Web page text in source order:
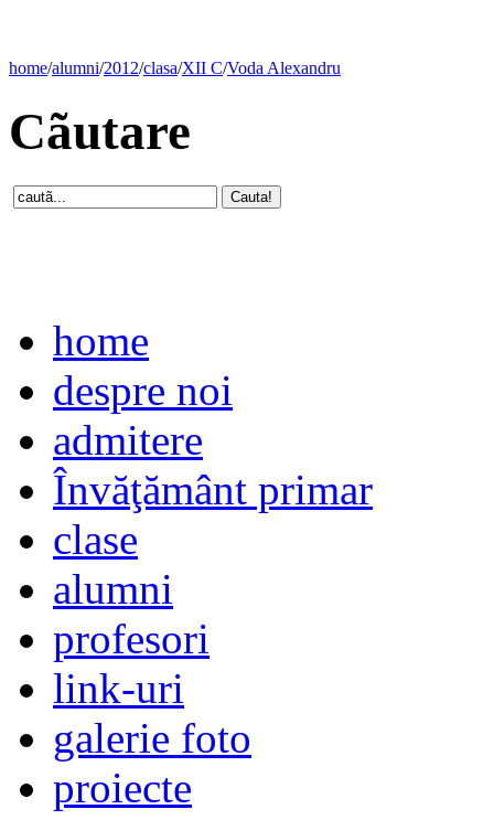
home/alumni/2012/clasa/XII C/Voda Alexandru
Cãutare
home
despre noi
admitere
Învăţământ primar
clase
alumni
profesori
link-uri
galerie foto
proiecte